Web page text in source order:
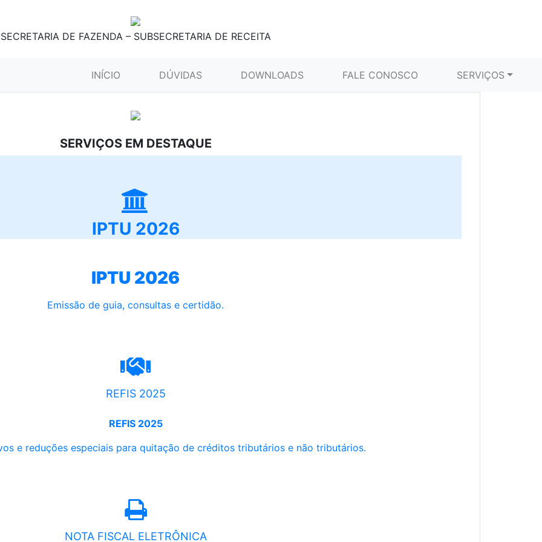
SECRETARIA DE FAZENDA – SUBSECRETARIA DE RECEITA
INÍCIO (CURRENT)DÚVIDAS DOWNLOADS FALE CONOSCO SERVIÇOS
SERVIÇOS EM DESTAQUE
IPTU 2026
IPTU 2026
Emissão de guia, consultas e certidão.
REFIS 2025
REFIS 2025
e reduções especiais para quitação de créditos tributários e não tributários.
NOTA FISCAL ELETRÔNICA